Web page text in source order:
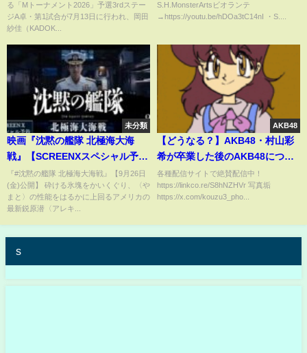
麻雀・Mトーナメント(ABEMA
TIMES)
る「Mトーナメント2026」予選3rdステー
ジA卓・第1試合が7月13日に行われ、岡田
紗佳（KADOK...
S.H.MonsterArtsビオランテ
→https://youtu.be/hDOa3tC14nI ・S....
未分類
映画『沈黙の艦隊 北極海大海
戦』【SCREENXスペシャル予
告】2025年9月26日(金)公開
『#沈黙の艦隊 北極海大海戦』【9月26日
(金)公開】 砕ける氷塊をかいくぐり、〈や
まと〉の性能をはるかに上回るアメリカの
最新鋭原潜〈アレキ...
AKB48
【どうなる？】AKB48・村山彩
希が卒業した後のAKB48につい
て48古参が思うこと【AKB48/ゆ
いりー】
各種配信サイトで絶賛配信中！
https://linkco.re/S8hNZHVr 写真垢
https://x.com/kouzu3_pho...
s